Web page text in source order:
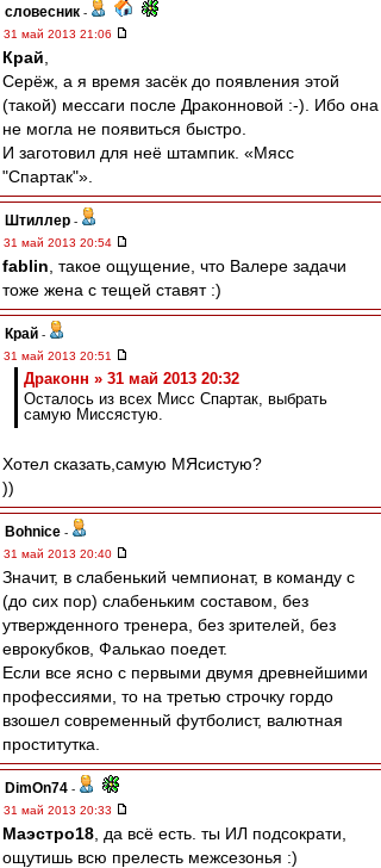
словесник -
31 май 2013 21:06
Край
Серёж, а я время засёк до появления этой
(такой) мессаги после Драконновой :-). Ибо она
не могла не появиться быстро.
И заготовил для неё штампик. «Мясс
"Спартак"».
Штиллер -
31 май 2013 20:54
fablin , такое ощущение, что Валере задачи
тоже жена с тещей ставят :)
Край -
31 май 2013 20:51
Драконн » 31 май 2013 20:32
Осталось из всех Мисс Спартак, выбрать
самую Миссястую.
Хотел сказать,самую МЯсистую?
))
Bohnice -
31 май 2013 20:40
Значит, в слабенький чемпионат, в команду с
(до сих пор) слабеньким составом, без
утвержденного тренера, без зрителей, без
еврокубков, Фалькао поедет.
Если все ясно с первыми двумя древнейшими
профессиями, то на третью строчку гордо
взошел современный футболист, валютная
проститутка.
DimOn74 -
31 май 2013 20:33
Маэстро18 , да всё есть. ты ИЛ подсократи,
ощутишь всю прелесть межсезонья :)